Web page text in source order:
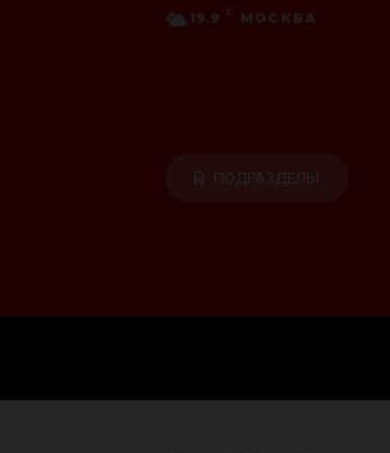
19.9 C МОСКВА
ПОДРАЗДЕЛЫ